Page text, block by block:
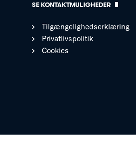
SE KONTAKTMULIGHEDER
Tilgængelighedserklæring
Privatlivspolitik
Cookies